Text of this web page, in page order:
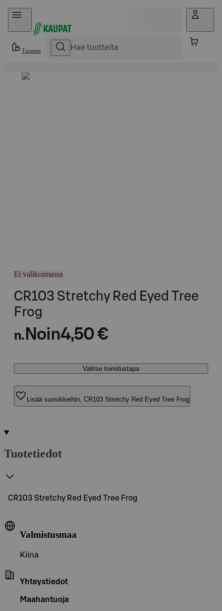
Hyppää sisältöön
Tuotteet
Ei valikoimassa
CR103 Stretchy Red Eyed Tree
Frog
n. Noin4,50 €
Valitse toimitustapa
Lisää suosikkeihin, CR103 Stretchy Red Eyed Tree Frog
Tuotetiedot
CR103 Stretchy Red Eyed Tree Frog
Valmistusmaa
Kiina
Yhteystiedot
Maahantuoja